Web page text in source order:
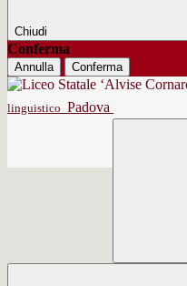
Chiudi
Conferma
Annulla
Conferma
linguistico Padova